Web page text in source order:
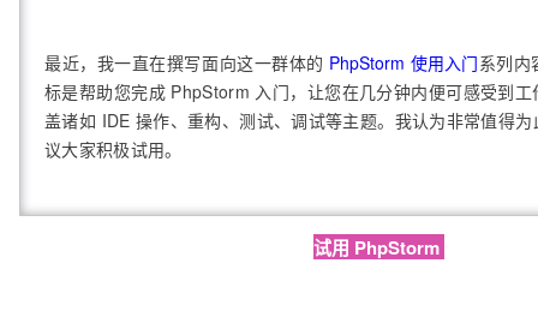
最近，我一直在撰写面向这一群体的 PhpStorm 使用入门系列内
标是帮助您完成 PhpStorm 入门，让您在几分钟内便可感受到
盖诸如 IDE 操作、重构、测试、调试等主题。我认为非常值得
议大家积极试用。
试用 PhpStorm